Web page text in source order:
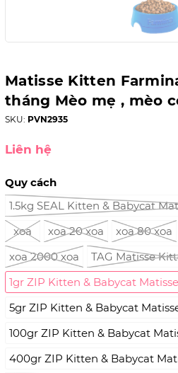
Matisse Kitten
tháng Mèo mẹ , mèo
SKU: PVN2935
Liên hệ
Quy cách
1.5kg SEAL Kitten & Babycat
xoa
xoa 20 xoa xoa 80 xoa
xoa 2000 xoa
TAG Matisse
1gr ZIP Kitten & Babycat
5gr ZIP Kitten & Babycat
100gr ZIP Kitten & Babycat
400gr ZIP Kitten & Babycat